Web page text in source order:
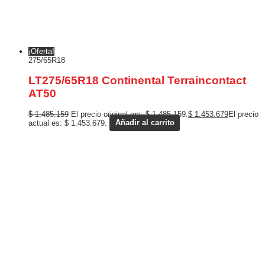
¡Oferta!
275/65R18
LT275/65R18 Continental Terraincontact
AT50
$1.485.159 El precio original era: $ 1.485.159. $ 1.453.679El precio
actual es: $ 1.453.679.
Añadir al carrito